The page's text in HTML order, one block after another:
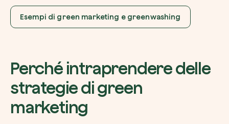
Esempi di green marketing e greenwashing
Perché intraprendere delle
strategie di green
marketing